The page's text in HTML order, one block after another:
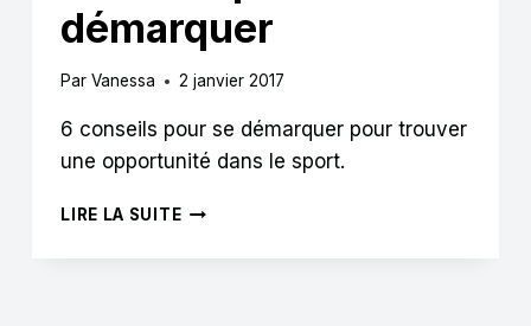
démarquer
Par Vanessa 2 janvier 2017
6 conseils pour se démarquer pour trouver
une opportunité dans le sport.
LIRE LA SUITETRAVAILLER